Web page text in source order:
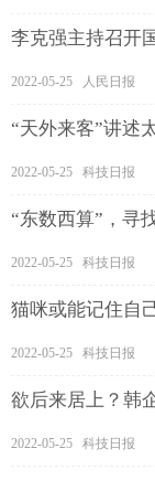
李克强主持召开
2022-05-25 人民日报
“天外来客”讲述
2022-05-25 科技日报
“东数西算”，寻
2022-05-25 科技日报
猫咪或能记住自
2022-05-25 科技日报
欲后来居上？韩
2022-05-25 科技日报